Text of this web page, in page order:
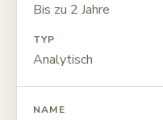
Bis zu 2 Jahre
TYP
Analytisch
NAME